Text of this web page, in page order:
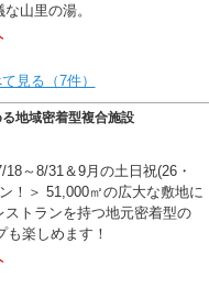
山里の湯。
見る（7件）
地域密着型複合施設
～8/31＆9月の土日祝(26・
！＞ 51,000㎡の広大な敷地に
トランを持つ地元密着型の
楽しめます！